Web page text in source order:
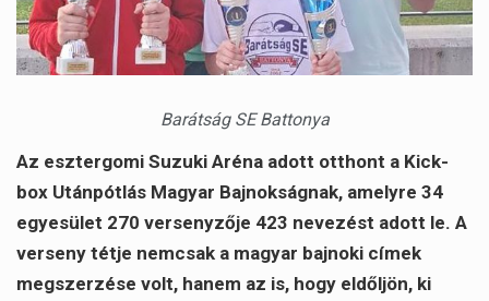
Barátság SE Battonya
Az esztergomi Suzuki Aréna adott otthont a Kick-
box Utánpótlás Magyar Bajnokságnak, amelyre 34
egyesület 270 versenyzője 423 nevezést adott le. A
verseny tétje nemcsak a magyar bajnoki címek
megszerzése volt, hanem az is, hogy eldőljön, ki